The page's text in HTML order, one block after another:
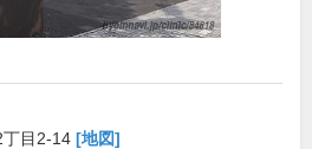
丁目2-14 [地図]